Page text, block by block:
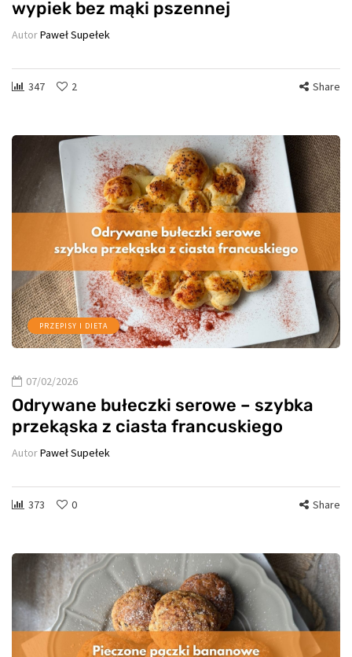
wypiek bez mąki pszennej
AutorPaweł Supełek
347 2 Share
PRZEPISY I DIETA
07/02/2026
Odrywane bułeczki serowe – szybka
przekąska z ciasta francuskiego
AutorPaweł Supełek
373 0 Share